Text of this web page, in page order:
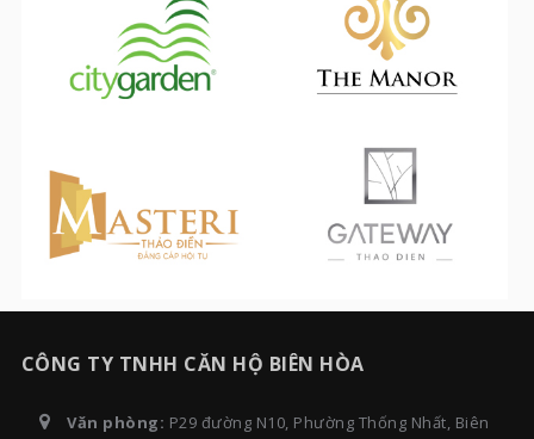
CÔNG TY TNHH CĂN HỘ BIÊN HÒA
Văn phòng: P29 đường N10, Phường Thống Nhất, Biên